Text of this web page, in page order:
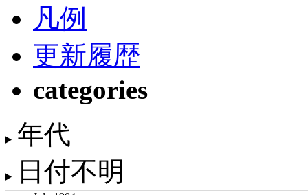
凡例
更新履歴
categories
年代
日付不明